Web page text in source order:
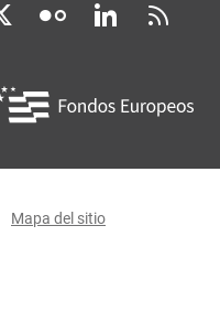
Mapa del sitio